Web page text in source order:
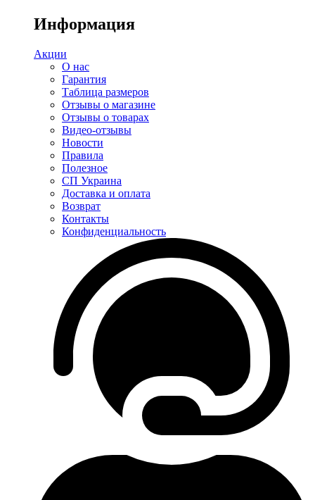
Информация
Акции
О нас
Гарантия
Таблица размеров
Отзывы о магазине
Отзывы о товарах
Видео-отзывы
Новости
Правила
Полезное
СП Украина
Доставка и оплата
Возврат
Контакты
Конфиденциальность